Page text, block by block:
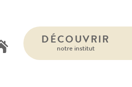
DÉCOUVRIR
notre institut